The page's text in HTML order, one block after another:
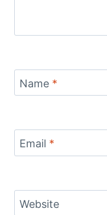
Name *
Email *
Website